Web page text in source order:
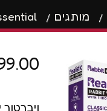
ביצים רוטטות
דילדו גדול
ויברטור
ספריי
מותגים